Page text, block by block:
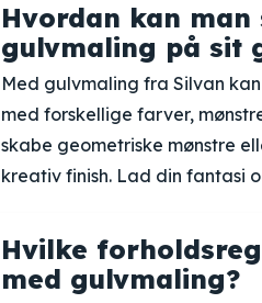
Hvordan kan
gulvmaling på sit
Med gulvmaling fra Silvan
med forskellige farver,
skabe geometriske mønstre
kreativ finish. Lad din fantasi
Hvilke
med gulvmaling?